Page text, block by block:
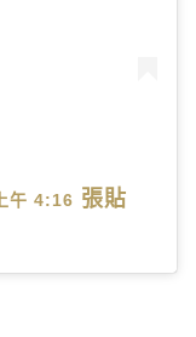
午 4:16 張貼